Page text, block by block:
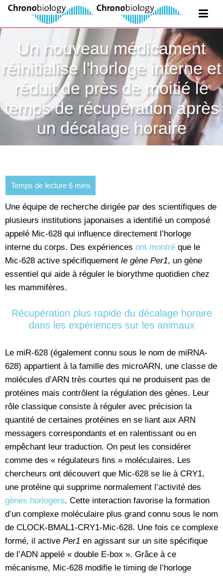
Un nouveau médicament
réinitialise l'horloge interne et
réduit de près de moitié le
temps de récupération après
un décalage horaire
Une équipe de recherche dirigée par des scientifiques de
plusieurs institutions japonaises a identifié un composé
appelé Mic-628 qui influence directement l’horloge
interne du corps. Des expériences ont montré que le
Mic-628 active spécifiquement le gène Per1, un gène
essentiel qui aide à réguler le biorythme quotidien chez
les mammifères.
Récupération plus rapide du décalage horaire
dans les expériences sur les animaux
Le miR-628 (également connu sous le nom de miRNA-
628) appartient à la famille des microARN, une classe de
molécules d’ARN très courtes qui ne produisent pas de
protéines mais contrôlent la régulation des gènes. Leur
rôle classique consiste à réguler avec précision la
quantité de certaines protéines en se liant aux ARN
messagers correspondants et en ralentissant ou en
empêchant leur traduction. On peut les considérer
comme des « régulateurs fins » moléculaires. Les
chercheurs ont découvert que Mic-628 se lie à CRY1,
une protéine qui supprime normalement l’activité des
gènes horlogers. Cette interaction favorise la formation
d’un complexe moléculaire plus grand connu sous le nom
de CLOCK-BMAL1-CRY1-Mic-628. Une fois ce complexe
formé, il active Per1 en agissant sur un site spécifique
de l’ADN appelé « double E-box ». Grâce à ce
mécanisme, Mic-628 modifie le timing de l’horloge